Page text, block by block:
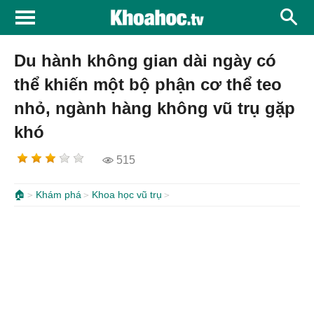
Du hành không gian dài ngày có
thể khiến một bộ phận cơ thể teo
nhỏ, ngành hàng không vũ trụ gặp
khó
515
🏠 Khám phá Khoa học vũ trụ